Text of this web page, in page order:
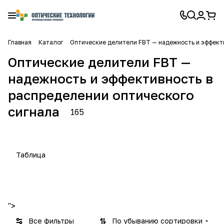
Главная Каталог Оптические делители FBT — надежность и
Оптические делители FBT —
надежность и эффективность в
распределении оптического
сигнала
165
Оптич
еские
ели
ая
товаров
Оптич
еские
ели
ные
товаров
О
п
е
д
О
п
е
д
Таблица
">
Все фильтры По убыванию сортировки